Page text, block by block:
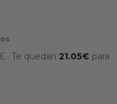
·Te quedan 21.05€ para